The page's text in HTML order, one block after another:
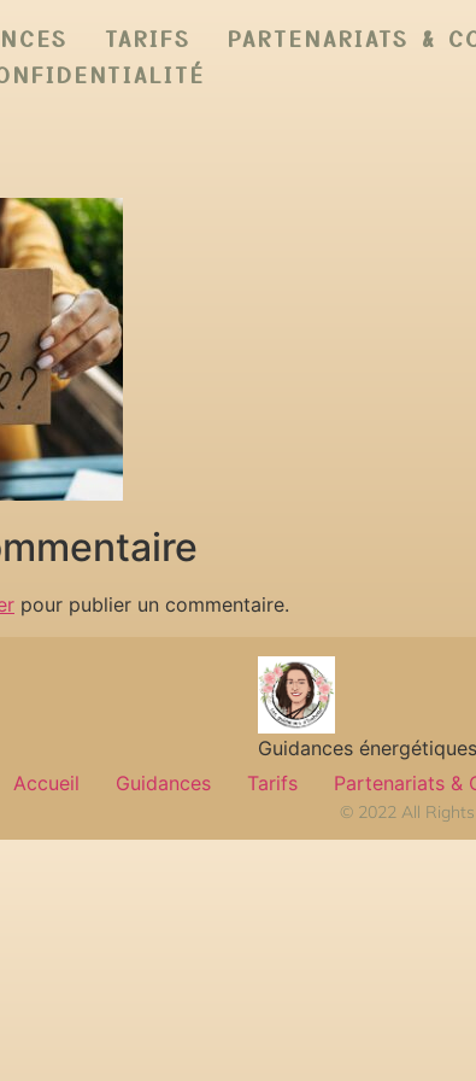
TARIFS
PARTENARIATS &
pour publier un commentaire.
Guidances
Accueil
Guidances Tarifs Partenariats &
© 2022 All